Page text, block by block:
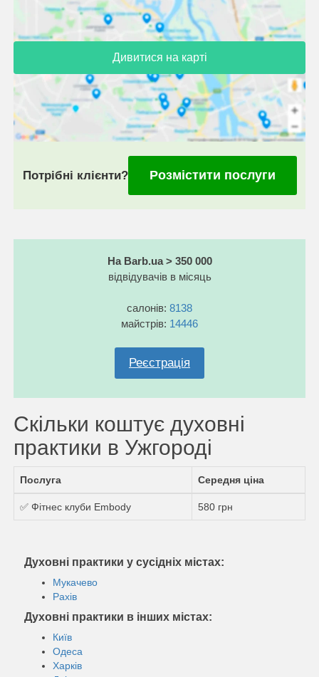
Дивитися на карті
Потрібні клієнти? Розмістити послуги
На Barb.ua > 350 000
відвідувачів в місяць
салонів: 8138
майстрів: 14446
Реєстрація
Скільки коштує духовні
практики в Ужгороді
Послуга Середня ціна
✅ Фітнес клуби Embody 580 грн
Духовні практики у сусідніх містах:
Мукачево
Рахів
Духовні практики в інших містах:
Київ
Одеса
Харків